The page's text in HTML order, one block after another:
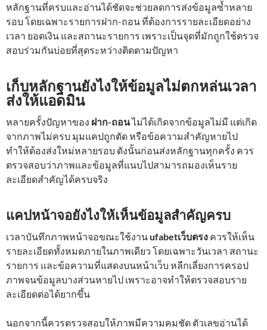
หลักฐานที่ครบและอ่านได้ชัดจะช่วยลดการส่งข้อมูลซ้ำหลาย
รอบ โดยเฉพาะรายการฝาก-ถอน ที่ต้องการรายละเอียดอย่าง
เวลา ยอดเงิน และสถานะรายการ เพราะเป็นจุดที่มักถูกใช้ตรวจ
สอบร่วมกันบ่อยที่สุดระหว่างติดตามปัญหา
เก็บหลักฐานยังไงให้ข้อมูลไม่ตกหล่นเวลา
ส่งให้แอดมิน
หลายครั้งปัญหาของ ฝาก-ถอนไม่ได้เกิดจากข้อมูลไม่มี แต่เกิด
จากภาพไม่ครบ มุมแคปถูกตัด หรือข้อความสำคัญหายไป
ทำให้ต้องส่งใหม่หลายรอบ ดังนั้นก่อนส่งหลักฐานทุกครั้ง ควร
ตรวจสอบว่าภาพและข้อมูลที่แนบไปสามารถมองเห็นราย
ละเอียดสำคัญได้ครบจริง
แคปหน้าจอยังไงให้เห็นข้อมูลสำคัญครบ
เวลาบันทึกภาพหน้าจอขณะใช้งานufabetเว็บตรง ควรให้เห็น
รายละเอียดทั้งหมดภายในภาพเดียว โดยเฉพาะวันเวลา สถานะ
รายการ และข้อความที่แสดงบนหน้าเว็บ หลีกเลี่ยงการครอป
ภาพจนข้อมูลบางส่วนหายไป เพราะอาจทำให้ตรวจสอบราย
ละเอียดต่อได้ยากขึ้น
นอกจากนี้ควรตรวจสอบให้ภาพมีความคมชัด ตัวเลขอ่านได้